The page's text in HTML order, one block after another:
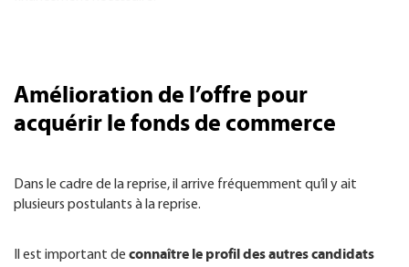
Amélioration de l’offre pour
acquérir le fonds de commerce
Dans le cadre de la reprise, il arrive fréquemment qu’il y ait
plusieurs postulants à la reprise.
Il est important de connaître le profil des autres candidats